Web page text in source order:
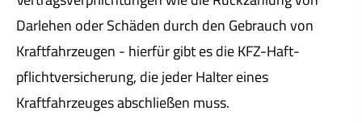
Darlehen oder Schäden durch den Gebrauch von
Kraftfahrzeugen - hierfür gibt es die KFZ-Haft­
pflichtversicherung, die jeder Halter eines
Kraftfahrzeuges abschließen muss.